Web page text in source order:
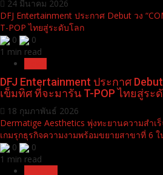
24 มีนาคม 2026
DFJ Entertainment ประกาศ Debut วง
T-POP ไทยสู่ระดับโลก
0
0
1 min read
DFJ Entertainment ประกาศ Debut
เข็มทิศ ที่จะมารัน T-POP ไทยสู่ระ
18 กุมภาพันธ์ 2026
Dermatige Aesthetics พุ่งทะยานความสำเ
เกมรุกธุรกิจความงามพร้อมขยายสาขาที่ 6 ใ
0
0
1 min read